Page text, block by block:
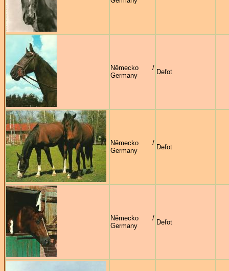
Německo /
Germany
Defot
Německo /
Germany
Defot
Německo /
Germany
Defot